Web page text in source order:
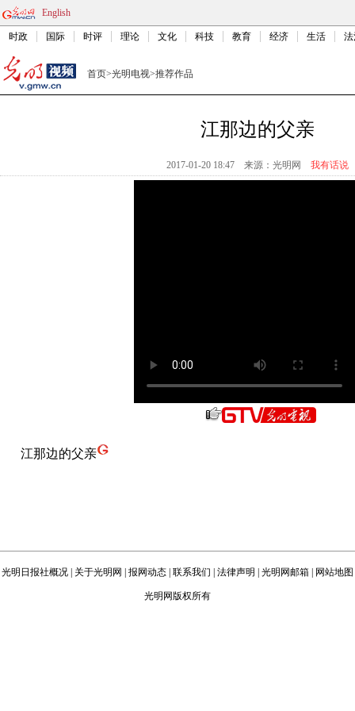
English
时政 国际 时评 理论 文化 科技 教育 经济 生活
首页>光明电视>推荐作品
江那边的父亲
2017-01-20 18:47 来源： 光明网 我有话说
江那边的父亲
光明日报社概况 关于光明网 报网动态 联系我们 法律声明 光明网邮箱 网站地图
光明网版权所有